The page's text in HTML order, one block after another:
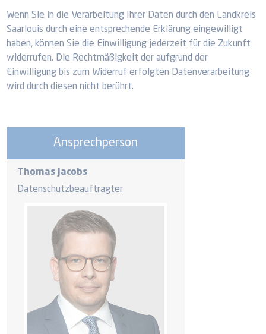
Wenn Sie in die Verarbeitung Ihrer Daten durch den Landkreis
Saarlouis durch eine entsprechende Erklärung eingewilligt
haben, können Sie die Einwilligung jederzeit für die Zukunft
widerrufen. Die Rechtmäßigkeit der aufgrund der
Einwilligung bis zum Widerruf erfolgten Datenverarbeitung
wird durch diesen nicht berührt.
Ansprechperson
Thomas Jacobs
Datenschutzbeauftragter